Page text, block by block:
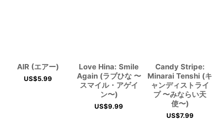
AIR (エアー)
US$5.99
Love Hina: Smile
Again (ラブひな 〜
スマイル・アゲイ
ン〜)
US$9.99
Candy Stripe:
Minarai Tenshi (キ
ャンディストライ
プ 〜みならい天
使〜)
US$7.99